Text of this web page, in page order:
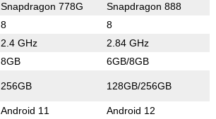
Snapdragon 778G Snapdragon 888
8 8
2.4 GHz 2.84 GHz
8GB 6GB/8GB
256GB 128GB/256GB
Android 11 Android 12